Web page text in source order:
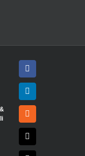
Facebook
LinkedIn
Rss
X